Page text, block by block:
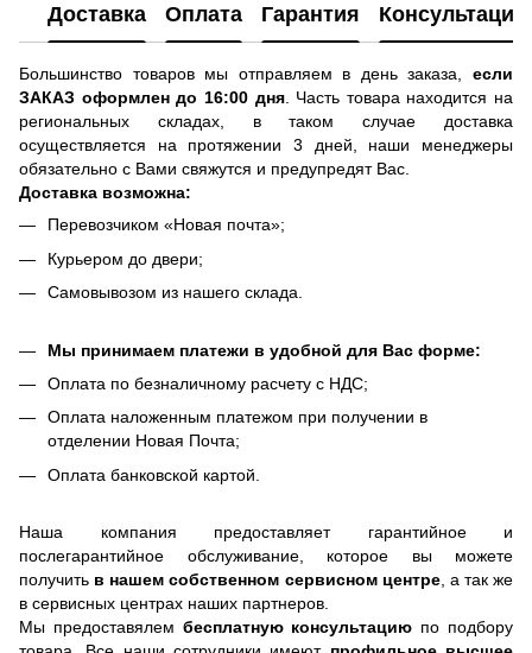
Доставка Оплата Гарантия Консультация
Большинство товаров мы отправляем в день заказа, если
ЗАКАЗ оформлен до 16:00 дня. Часть товара находится на
региональных складах, в таком случае доставка
осуществляется на протяжении 3 дней, наши менеджеры
обязательно с Вами свяжутся и предупредят Вас.
Доставка возможна:
Перевозчиком «Новая почта»;
Курьером до двери;
Самовывозом из нашего склада.
Мы принимаем платежи в удобной для Вас форме:
Оплата по безналичному расчету с НДС;
Оплата наложенным платежом при получении в
отделении Новая Почта;
Оплата банковской картой.
Наша компания предоставляет гарантийное и
послегарантийное обслуживание, которое вы можете
получить в нашем собственном сервисном центре, а так же
в сервисных центрах наших партнеров.
Мы предоставялем бесплатную консультацию по подбору